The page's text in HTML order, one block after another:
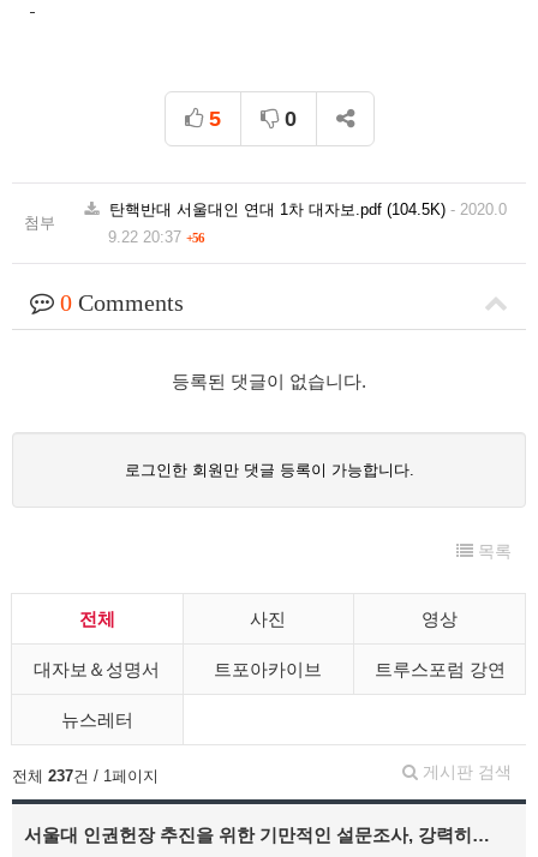
5 0
첨부
탄핵반대 서울대인 연대 1차 대자보.pdf (104.5K) - 2020.0
9.22 20:37 +56
0 Comments
등록된 댓글이 없습니다.
로그인한 회원만 댓글 등록이 가능합니다.
목록
전체 사진 영상
대자보＆성명서 트포아카이브 트루스포럼 강연
뉴스레터
게시판 검색
전체 237건 / 1페이지
서울대 인권헌장 추진을 위한 기만적인 설문조사, 강력히…